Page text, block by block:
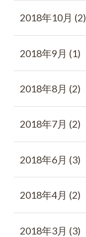
2018年10月 (2)
2018年9月 (1)
2018年8月 (2)
2018年7月 (2)
2018年6月 (3)
2018年4月 (2)
2018年3月 (3)